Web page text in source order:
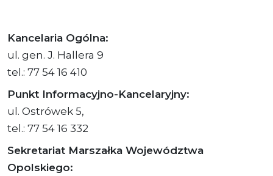
Kancelaria Ogólna:
ul. gen. J. Hallera 9
tel.: 77 54 16 410
Punkt Informacyjno-Kancelaryjny:
ul. Ostrówek 5,
tel.: 77 54 16 332
Sekretariat Marszałka Województwa
Opolskiego: